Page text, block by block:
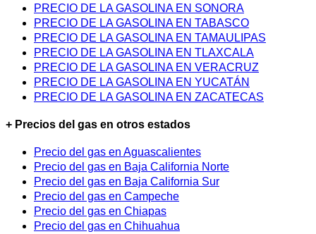
PRECIO DE LA GASOLINA EN SONORA
PRECIO DE LA GASOLINA EN TABASCO
PRECIO DE LA GASOLINA EN TAMAULIPAS
PRECIO DE LA GASOLINA EN TLAXCALA
PRECIO DE LA GASOLINA EN VERACRUZ
PRECIO DE LA GASOLINA EN YUCATÁN
PRECIO DE LA GASOLINA EN ZACATECAS
+ Precios del gas en otros estados
Precio del gas en Aguascalientes
Precio del gas en Baja California Norte
Precio del gas en Baja California Sur
Precio del gas en Campeche
Precio del gas en Chiapas
Precio del gas en Chihuahua